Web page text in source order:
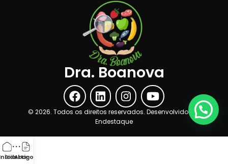
Dra. Boanova
© 2026. Todos os direitos reservados. Desenvolvido por
Endestaque
Sidebar
Artigos